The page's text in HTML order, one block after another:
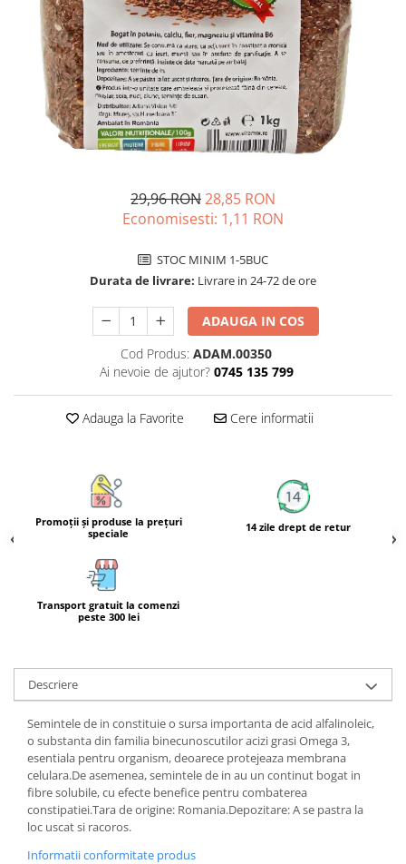
Îngrijire Păr
Balsam si masca de par
Tratamente par
Vopsea de par naturala
Șampoane
Cosmetice pentru Barbati
Deodorante Naturale
Sapunuri naturale
Protectie solara
Cosmetice Naturale si Bio
Neuro
Depresie, Anxietate
Memorie, Concentrare
Stres, Somn
Nutritie pentru Sportivi
Potenta, Prostata
Energie, Oboseala
Vitamina D
Multiminerale
Multivitamine
Articulații și Mușchi
Zona Intimă
Hemoroizi si Fisuri Anale
Varice și Picioare Grele
29,96 RON28,85 RON
Economisesti: 1,11 RON
STOC MINIM 1-5BUC
Durata de livrare: Livrare in 24-72 de ore
ADAUGA IN COS
Cod Produs: ADAM.00350
Ai nevoie de ajutor? 0745 135 799
Adauga la Favorite Cere informatii
Promoţii şi produse la preţuri
speciale
14 zile drept de retur
Transport gratuit la comenzi
peste 300 lei
Descriere
Semintele de in constituie o sursa importanta de acid alfalinoleic,
o substanta din familia binecunoscutilor acizi grasi Omega 3,
esentiala pentru organism, deoarece protejeaza membrana
celulara.De asemenea, semintele de in au un continut bogat in
fibre solubile, cu efecte benefice pentru combaterea
constipatiei.Tara de origine: Romania.Depozitare: A se pastra la
loc uscat si racoros.
Informatii conformitate produs